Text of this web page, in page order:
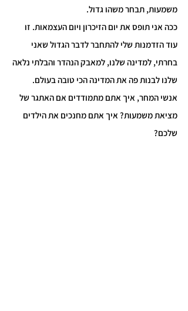
משמעות, תבחר משהו גדול.
ככה אני תופס את יום הזיכרון ויום העצמאות. זו
עוד הזדמנות שלי להתחבר לדבר הגדול שאני
בחרתי, למדינה שלנו, למאבק הנהדר והבלתי נלאה
שלנו לבנות פה את המדינה הכי טובה בעולם.
אנשי המחר, איך אתם מתמודדים אם האתגר של
מציאת משמעות? איך אתם מחנכים את הילדים
שלכם?